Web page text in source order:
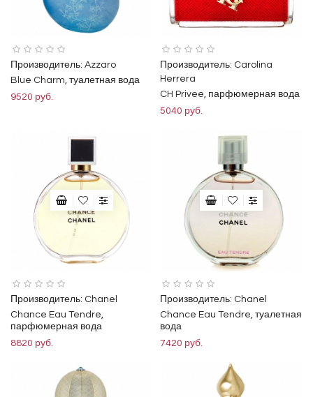
Производитель: Azzaro
Blue Charm, туалетная вода
9520 руб.
Производитель: Carolina
Herrera
CH Privee, парфюмерная вода
5040 руб.
Производитель: Chanel
Chance Eau Tendre,
парфюмерная вода
8820 руб.
Производитель: Chanel
Chance Eau Tendre, туалетная
вода
7420 руб.